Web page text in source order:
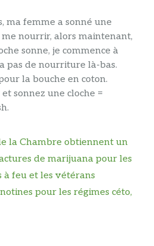
ma femme a sonné une
nourrir, alors maintenant,
sonne, je commence à
pas de nourriture là-bas.
la bouche en coton.
sonnez une cloche =
la Chambre obtiennent un
de marijuana pour les
à feu et les vétérans
pour les régimes céto,